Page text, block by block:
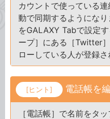
カウントで使っている
動で同期するようにな
をGALAXY Tabで設定
ープ］にある［Twitter
ローしている人が登録さ
[ヒント] 電話帳を
［電話帳］で名前をタ